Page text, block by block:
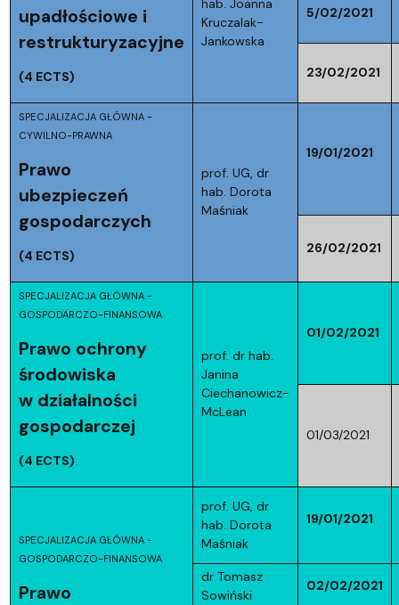
upadłościowe i
restrukturyzacyjne
(4 ECTS)
Kruczalak-
Jankowska
5/02/2021
23/02/2021
SPECJALIZACJA GŁÓWNA -
CYWILNO-PRAWNA
Prawo
ubezpieczeń
gospodarczych
(4 ECTS)
prof. UG, dr
hab. Dorota
Maśniak
19/01/2021
26/02/2021
SPECJALIZACJA GŁÓWNA -
GOSPODARCZO-FINANSOWA
Prawo ochrony
środowiska
w działalności
gospodarczej
(4 ECTS)
prof. dr hab.
Janina
Ciechanowicz-
McLean
01/02/2021
01/03/2021
SPECJALIZACJA GŁÓWNA -
GOSPODARCZO-FINANSOWA
Prawo
prof. UG, dr
hab. Dorota
Maśniak
19/01/2021
dr Tomasz
Sowiński
02/02/2021